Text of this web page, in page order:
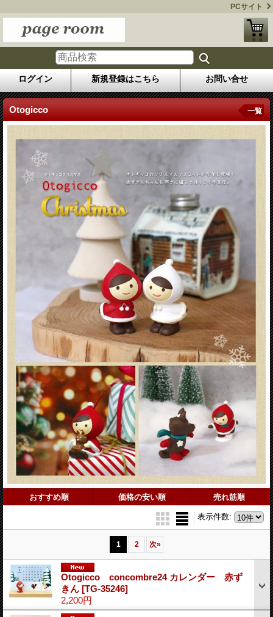
PCサイト
ログイン 新規登録はこちら お問い合せ
Otogicco 一覧
おすすめ順 価格の安い順 売れ筋順
表示件数:
1 2 次»
Otogicco concombre24 カレンダー 赤ず
きん [TG-35246]
2,200円